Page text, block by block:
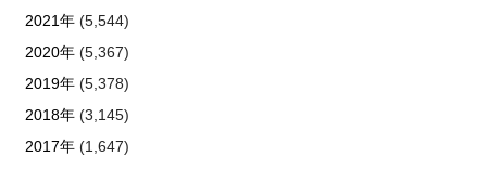
2021年(5,544)
2020年(5,367)
2019年(5,378)
2018年(3,145)
2017年(1,647)